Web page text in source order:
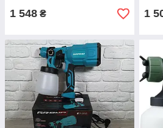
1 548 ₴ 1